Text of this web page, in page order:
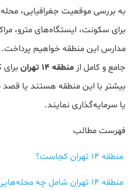
به بررسی موقعیت جغرافیایی،
برای سکونت، ایستگاه‌های مترو،
مدارس این منطقه خواهیم پرداخت.
جامع و کامل از منطقه 14 تهران
بیشتر با این منطقه هستند یا
یا سرمایه‌گذاری نمایند.
فهرست مطالب
منطقه 14 تهران کجاست؟
منطقه 14 تهران شامل چه محله‌هایی است؟